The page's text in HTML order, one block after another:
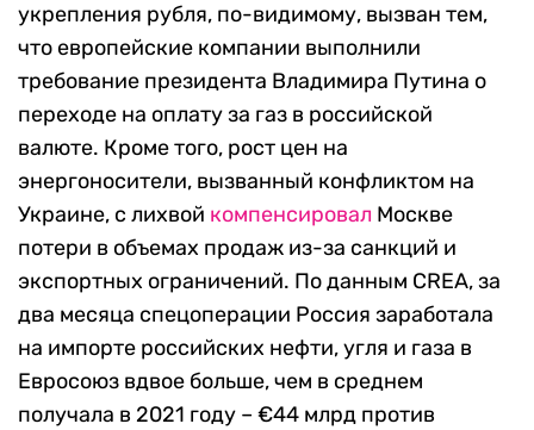
укрепления рубля, по-видимому, вызван тем,
что европейские компании выполнили
требование президента Владимира Путина о
переходе на оплату за газ в российской
валюте. Кроме того, рост цен на
энергоносители, вызванный конфликтом на
Украине, с лихвой компенсировал Москве
потери в объемах продаж из-за санкций и
экспортных ограничений. По данным CREA, за
два месяца спецоперации Россия заработала
на импорте российских нефти, угля и газа в
Евросоюз вдвое больше, чем в среднем
получала в 2021 году – €44 млрд против